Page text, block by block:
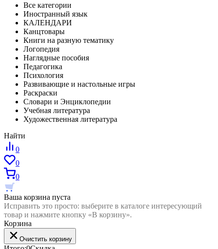
Все категории
Иностранный язык
КАЛЕНДАРИ
Канцтовары
Книги на разную тематику
Логопедия
Наглядные пособия
Педагогика
Психология
Развивающие и настольные игры
Раскраски
Словари и Энциклопедии
Учебная литература
Художественная литература
Найти
0
0
0
Ваша корзина пуста
Исправить это просто: выберите в каталоге интересующий
товар и нажмите кнопку «В корзину».
Корзина
Очистить корзину